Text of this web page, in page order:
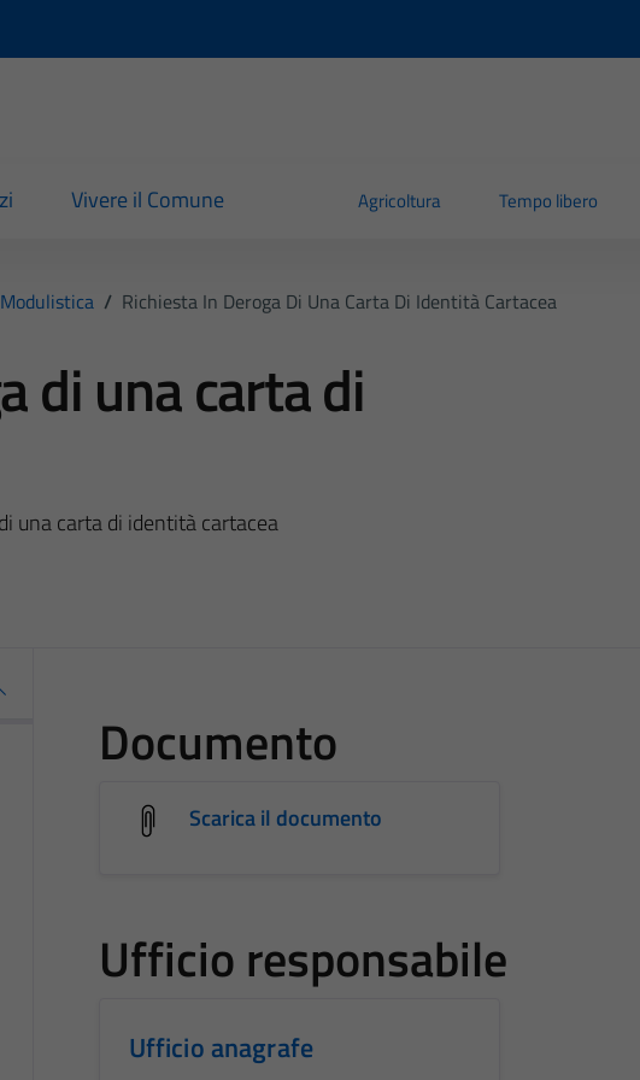
Vivere il Comune Agricoltura Tempo libero
Modulistica / Richiesta In Deroga Di Una Carta Di Identità Cartacea
di una carta di
una carta di identità cartacea
Documento
Scarica il documento
Ufficio responsabile
Ufficio anagrafe